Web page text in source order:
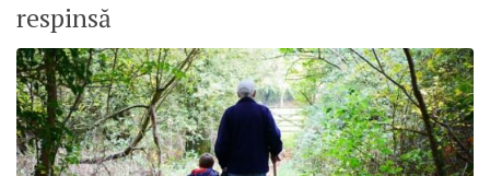
respinsă